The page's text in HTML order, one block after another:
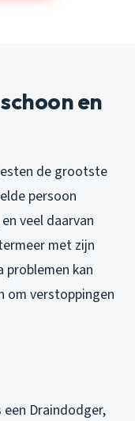
en
de grootste
persoon
veel daarvan
met zijn
kan
om verstoppingen
Draindodger,